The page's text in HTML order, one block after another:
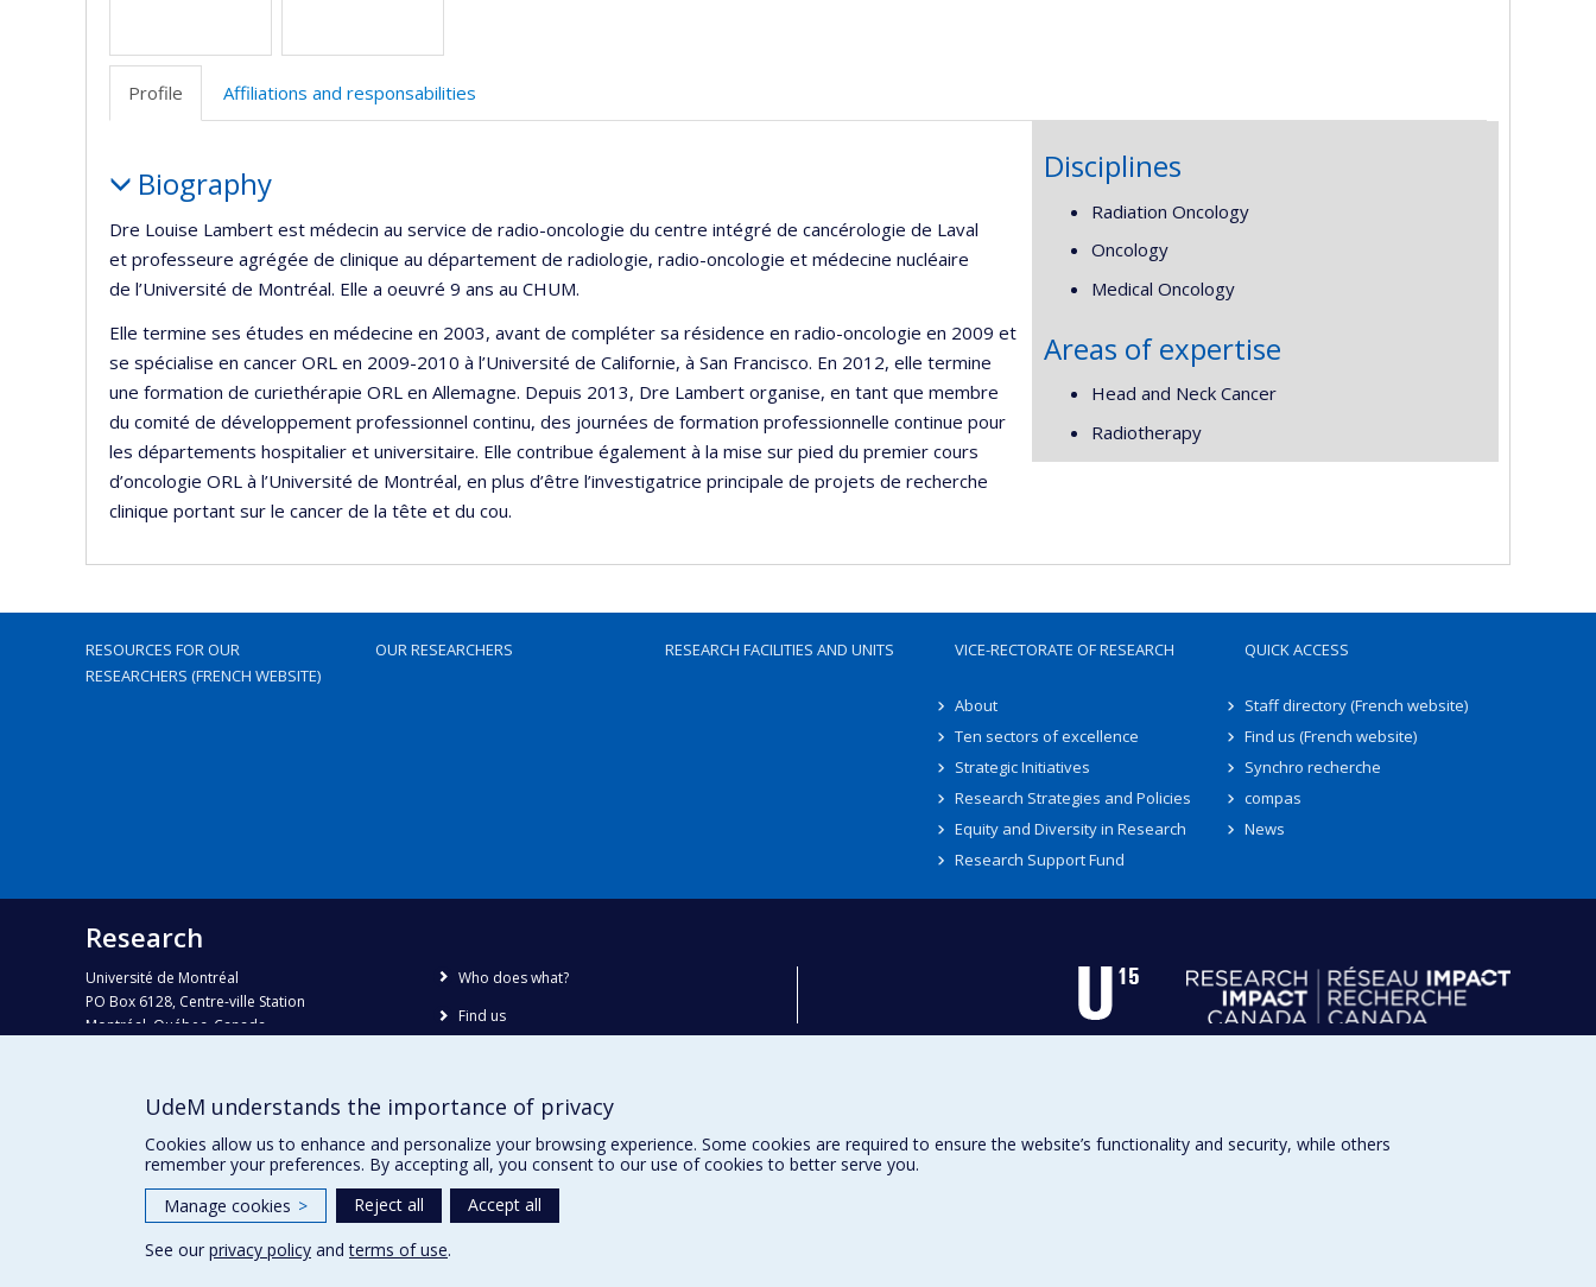
Profile Affiliations and responsabilities
Biography
Dre Louise Lambert est médecin au service de radio-oncologie du centre intégré de cancérologie de Laval
et professeure agrégée de clinique au département de radiologie, radio-oncologie et médecine nucléaire
de l’Université de Montréal. Elle a oeuvré 9 ans au CHUM.
Elle termine ses études en médecine en 2003, avant de compléter sa résidence en radio-oncologie en 2009 et
se spécialise en cancer ORL en 2009-2010 à l’Université de Californie, à San Francisco. En 2012, elle termine
une formation de curiethérapie ORL en Allemagne. Depuis 2013, Dre Lambert organise, en tant que membre
du comité de développement professionnel continu, des journées de formation professionnelle continue pour
les départements hospitalier et universitaire. Elle contribue également à la mise sur pied du premier cours
d’oncologie ORL à l’Université de Montréal, en plus d’être l’investigatrice principale de projets de recherche
clinique portant sur le cancer de la tête et du cou.
Disciplines
Radiation Oncology
Oncology
Medical Oncology
Areas of expertise
Head and Neck Cancer
Radiotherapy
RESOURCES FOR OUR
RESEARCHERS (FRENCH WEBSITE)
OUR RESEARCHERS RESEARCH FACILITIES AND UNITS VICE-RECTORATE OF RESEARCH
About
Ten sectors of excellence
Strategic Initiatives
Research Strategies and Policies
Equity and Diversity in Research
Research Support Fund
QUICK ACCESS
Staff directory (French website)
Find us (French website)
Synchro recherche
compas
News
Research
Université de Montréal
PO Box 6128, Centre-ville Station
Montréal, Québec, Canada
Phone : 514 343-6111, #38492
recherche@umontreal.ca
Who does what?
Find us
Terms of use Cookie Settings
UdeM understands the importance of privacy
Cookies allow us to enhance and personalize your browsing experience. Some cookies are required to ensure the website’s functionality and security, while others
remember your preferences. By accepting all, you consent to our use of cookies to better serve you.
Manage cookies > Reject all
Accept all
See our privacy policy andterms of use.